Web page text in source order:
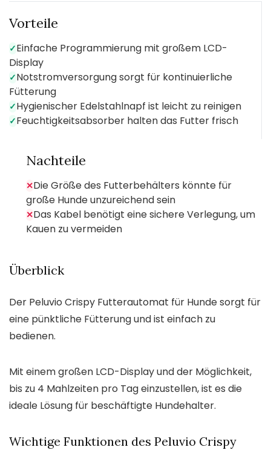
Vorteile
✓Einfache Programmierung mit großem LCD-
Display
✓Notstromversorgung sorgt für kontinuierliche
Fütterung
✓Hygienischer Edelstahlnapf ist leicht zu reinigen
✓Feuchtigkeitsabsorber halten das Futter frisch
Nachteile
✕Die Größe des Futterbehälters könnte für
große Hunde unzureichend sein
✕Das Kabel benötigt eine sichere Verlegung, um
Kauen zu vermeiden
Überblick
Der Peluvio Crispy Futterautomat für Hunde sorgt für
eine pünktliche Fütterung und ist einfach zu
bedienen.
Mit einem großen LCD-Display und der Möglichkeit,
bis zu 4 Mahlzeiten pro Tag einzustellen, ist es die
ideale Lösung für beschäftigte Hundehalter.
Wichtige Funktionen des Peluvio Crispy